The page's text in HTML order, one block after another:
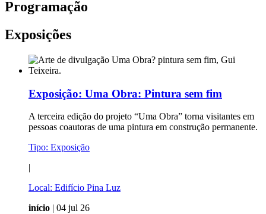
Programação
Exposições
Exposição: Uma Obra: Pintura sem fim
A terceira edição do projeto “Uma Obra” torna visitantes em
pessoas coautoras de uma pintura em construção permanente.
Tipo: Exposição
|
Local: Edifício Pina Luz
início | 04 jul 26